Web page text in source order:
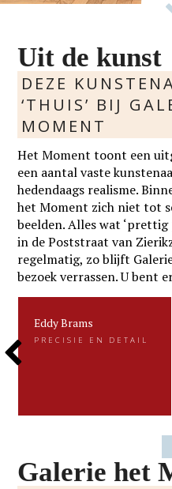
Uit de kunst
DEZE
‘THUIS’ BIJ
MOMENT
Het Moment toont een
een aantal vaste
hedendaags realisme.
het Moment zich niet tot
beelden. Alles wat
in de Poststraat van
regelmatig, zo blijft
bezoek verrassen. U bent
Eddy Brams
PRECISIE EN DETAIL
Galerie het